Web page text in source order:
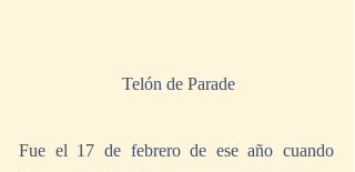
Telón de Parade
Fue el 17 de febrero de ese año cuando